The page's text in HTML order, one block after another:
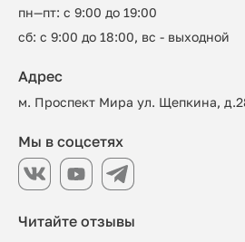
пн—пт: с 9:00 до 19:00
сб: с 9:00 до 18:00, вс - выходной
Читайте отзывы
Адрес
м. Проспект Мира ул. Щепкина,
Мы в соцсетях